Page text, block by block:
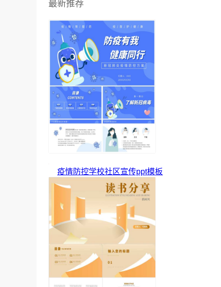
最新推荐
疫情防控学校社区宣传ppt模板